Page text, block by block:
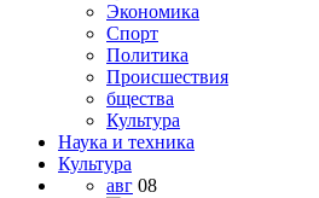
Экономика
Спорт
Политика
Происшествия
бщества
Культура
Наука и техника
Культура
авг 08